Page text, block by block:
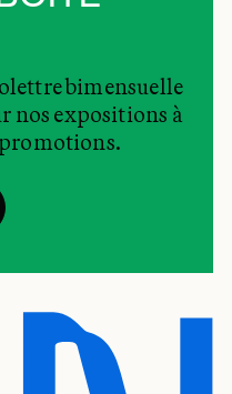
bimensuelle
nos expositions à